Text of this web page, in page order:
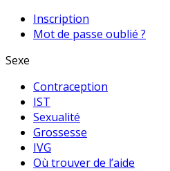
Inscription
Mot de passe oublié ?
Sexe
Contraception
IST
Sexualité
Grossesse
IVG
Où trouver de l’aide